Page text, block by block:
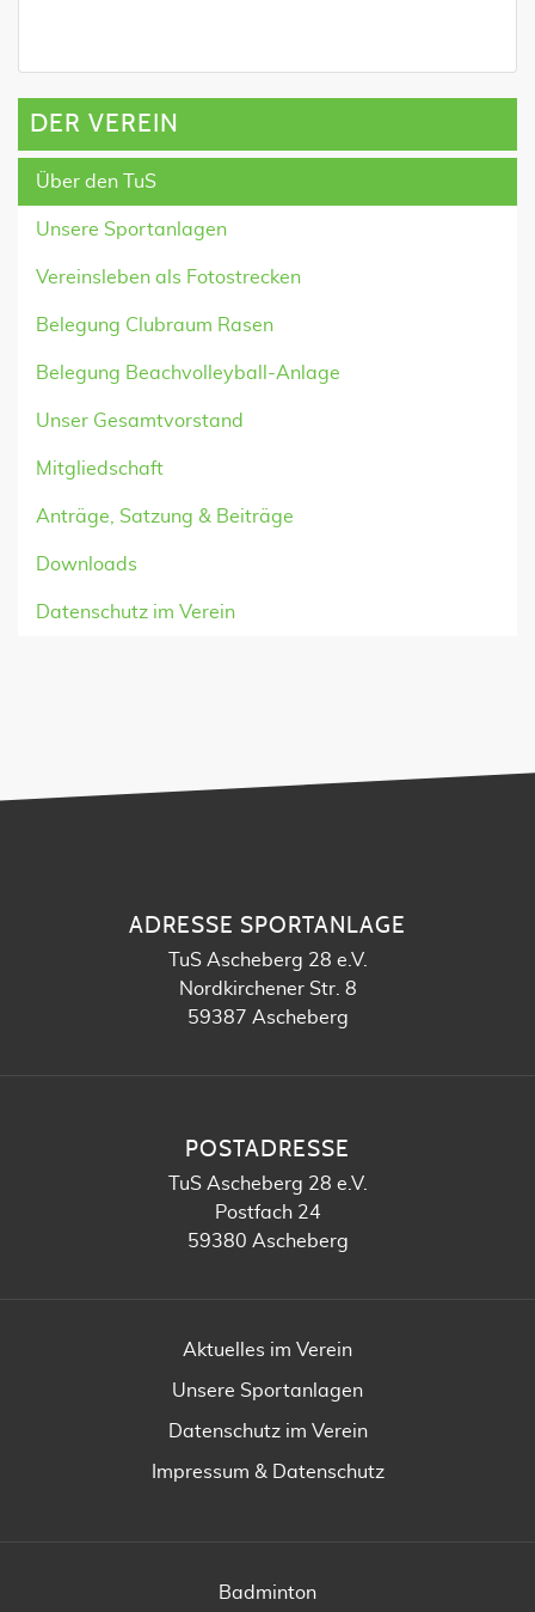
DER VEREIN
Über den TuS
Unsere Sportanlagen
Vereinsleben als Fotostrecken
Belegung Clubraum Rasen
Belegung Beachvolleyball-Anlage
Unser Gesamtvorstand
Mitgliedschaft
Anträge, Satzung & Beiträge
Downloads
Datenschutz im Verein
ADRESSE SPORTANLAGE
TuS Ascheberg 28 e.V.
Nordkirchener Str. 8
59387 Ascheberg
POSTADRESSE
TuS Ascheberg 28 e.V.
Postfach 24
59380 Ascheberg
Aktuelles im Verein
Unsere Sportanlagen
Datenschutz im Verein
Impressum & Datenschutz
Badminton